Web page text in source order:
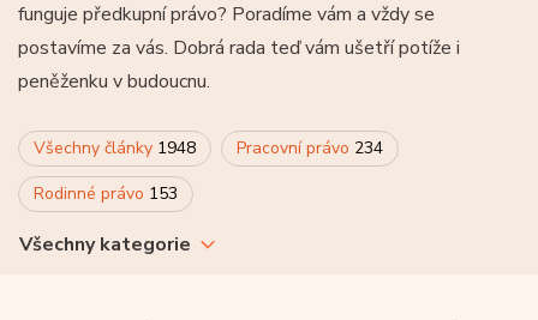
funguje předkupní právo? Poradíme vám a vždy se
postavíme za vás. Dobrá rada teď vám ušetří potíže i
peněženku v budoucnu.
Všechny články 1948 Pracovní právo 234
Rodinné právo 153
Všechny kategorie